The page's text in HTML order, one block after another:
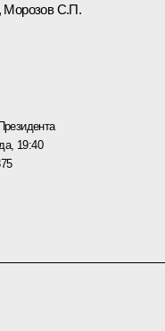
, Морозов С.П.
19:40